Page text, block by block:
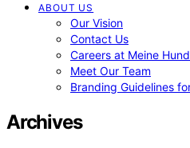
ABOUT US
Our Vision
Contact Us
Careers at Meine
Meet Our Team
Branding Guidelines
Archives